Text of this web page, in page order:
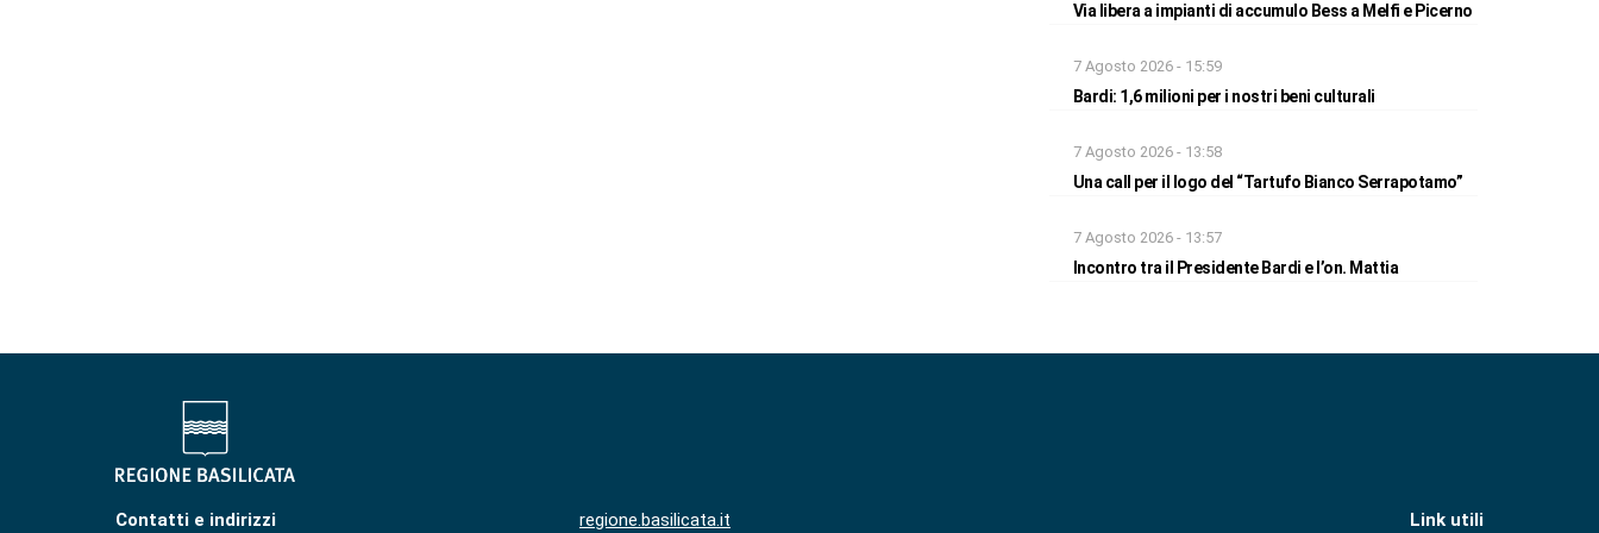
Via libera a impianti di accumulo Bess a Melfi e Picerno
7 Agosto 2026 - 15:59
Bardi: 1,6 milioni per i nostri beni culturali
7 Agosto 2026 - 13:58
Una call per il logo del “Tartufo Bianco Serrapotamo”
7 Agosto 2026 - 13:57
Incontro tra il Presidente Bardi e l’on. Mattia
Contatti e indirizzi regione.basilicata.it Link utili